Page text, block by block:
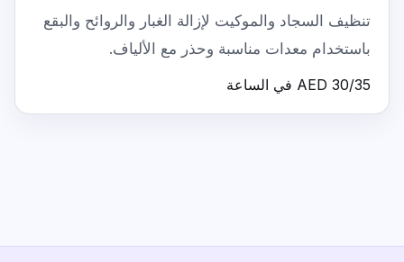
تنظيف السجاد والموكيت لإزالة الغبار والروائح والبقع
باستخدام معدات مناسبة وحذر مع الألياف.
AED 30/35 في الساعة